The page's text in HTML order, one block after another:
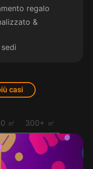
regalo
&
casi
㎡ 300+ ㎡